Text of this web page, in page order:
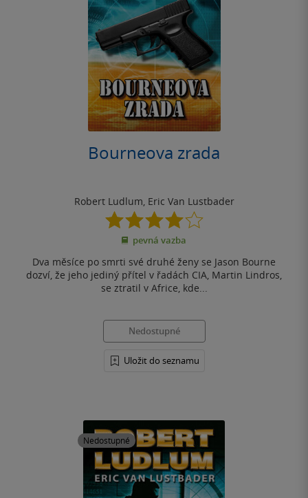
Bourneova zrada
Robert Ludlum, Eric Van Lustbader
4.0
z
5
pevná vazba
Dva měsíce po smrti své druhé ženy se Jason Bourne
dozví, že jeho jediný přítel v řadách CIA, Martin Lindros,
se ztratil v Africe, kde...
Nedostupné
Uložit do seznamu
Nedostupné